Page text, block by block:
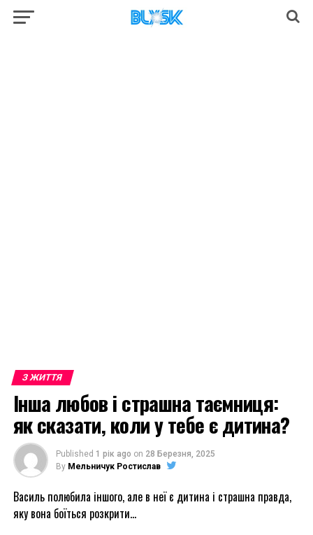
З ЖИТТЯ
Інша любов і страшна таємниця:
як сказати, коли у тебе є дитина?
Published 1 рік ago on 28 Березня, 2025
By Мельничук Ростислав
Василь полюбила іншого, але в неї є дитина і страшна правда,
яку вона боїться розкрити…